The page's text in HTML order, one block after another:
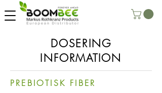
DOSERING
INFORMATION
PREBIOTISK FIBER